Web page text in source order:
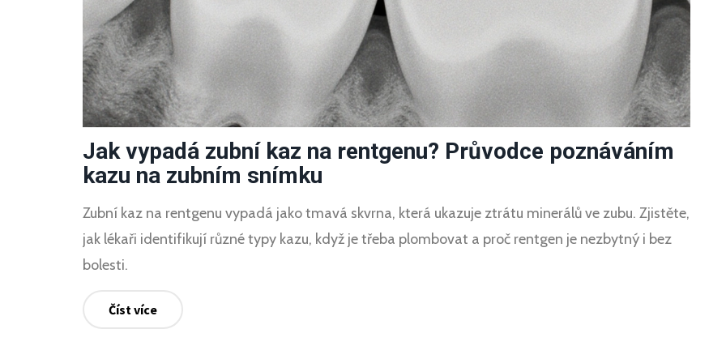
Jak vypadá zubní kaz na rentgenu? Průvodce poznáváním
kazu na zubním snímku
Zubní kaz na rentgenu vypadá jako tmavá skvrna, která ukazuje ztrátu minerálů ve zubu. Zjistěte,
jak lékaři identifikují různé typy kazu, když je třeba plombovat a proč rentgen je nezbytný i bez
bolesti.
Číst více